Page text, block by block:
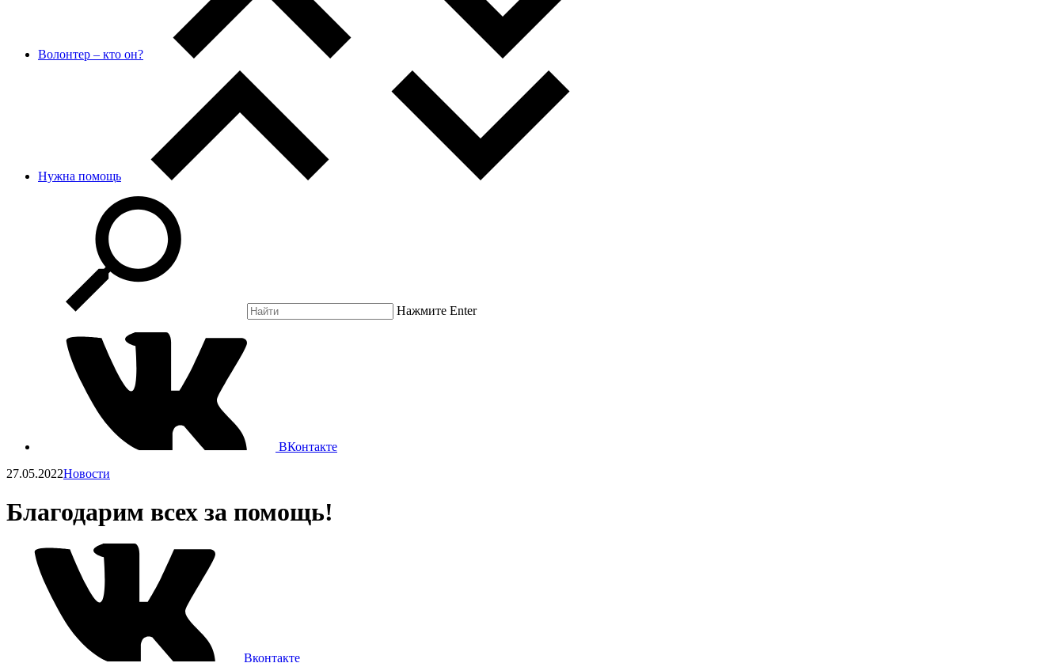
Волонтер – кто он?
Нужна помощь
Нажмите Enter
ВКонтакте
27.05.2022Новости
Благодарим всех за помощь!
Вконтакте